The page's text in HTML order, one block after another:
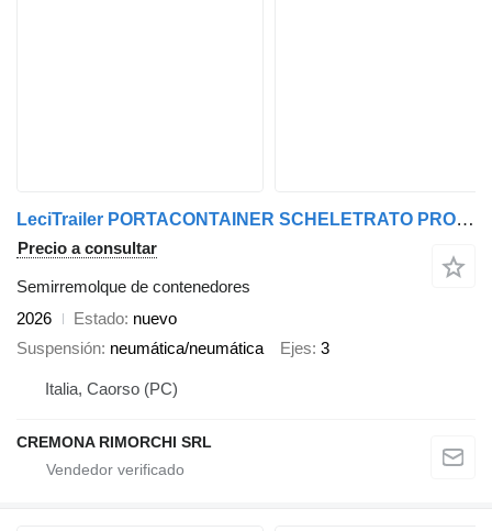
LeciTrailer PORTACONTAINER SCHELETRATO PRONTA CONSEGNA!
Precio a consultar
Semirremolque de contenedores
2026
Estado nuevo
Suspensión neumática/neumática Ejes 3
Italia, Caorso (PC)
CREMONA RIMORCHI SRL